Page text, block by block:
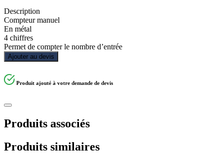
Description
Compteur manuel
En métal
4 chiffres
Permet de compter le nombre d’entrée
Ajouter au devis
Produit ajouté à votre demande de devis
Produits associés
Produits similaires